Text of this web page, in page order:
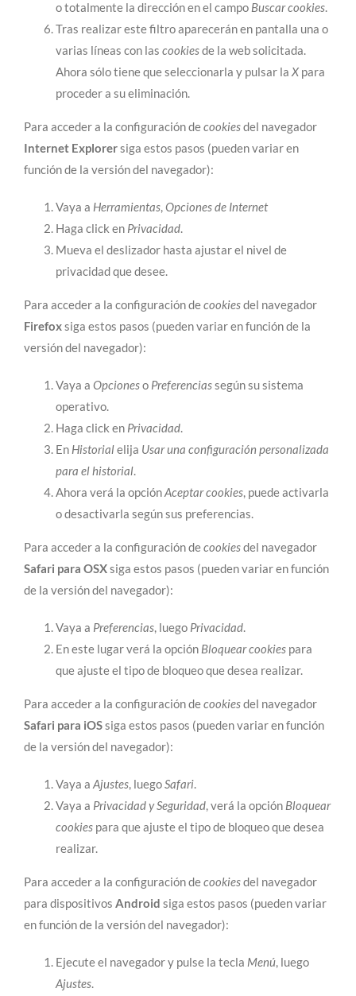
o totalmente la dirección en el campo Buscar cookies.
Tras realizar este filtro aparecerán en pantalla una o
varias líneas con las cookiesde la web solicitada.
Ahora sólo tiene que seleccionarla y pulsar la X para
proceder a su eliminación.
Para acceder a la configuración decookiesdel navegador
Internet Explorersiga estos pasos (pueden variar en
función de la versión del navegador):
Vaya a Herramientas,Opciones de Internet
Haga click en Privacidad.
Mueva el deslizador hasta ajustar el nivel de
privacidad que desee.
Para acceder a la configuración decookiesdel navegador
Firefoxsiga estos pasos (pueden variar en función de la
versión del navegador):
Vaya a Opcioneso Preferenciassegún su sistema
operativo.
Haga click en Privacidad.
En Historialelija Usar una configuración personalizada
para el historial.
Ahora verá la opciónAceptar cookies, puede activarla
o desactivarla según sus preferencias.
Para acceder a la configuración decookiesdel navegador
Safari para OSXsiga estos pasos (pueden variar en función
de la versión del navegador):
Vaya a Preferencias, luego Privacidad.
En este lugar verá la opción Bloquear cookies para
que ajuste el tipo de bloqueo que desea realizar.
Para acceder a la configuración decookiesdel navegador
Safari para iOSsiga estos pasos (pueden variar en función
de la versión del navegador):
Vaya a Ajustes, luegoSafari.
Vaya a Privacidad y Seguridad, verá la opción Bloquear
cookies para que ajuste el tipo de bloqueo que desea
realizar.
Para acceder a la configuración decookiesdel navegador
para dispositivos Android siga estos pasos (pueden variar
en función de la versión del navegador):
Ejecute el navegador y pulse la tecla Menú, luego
Ajustes.